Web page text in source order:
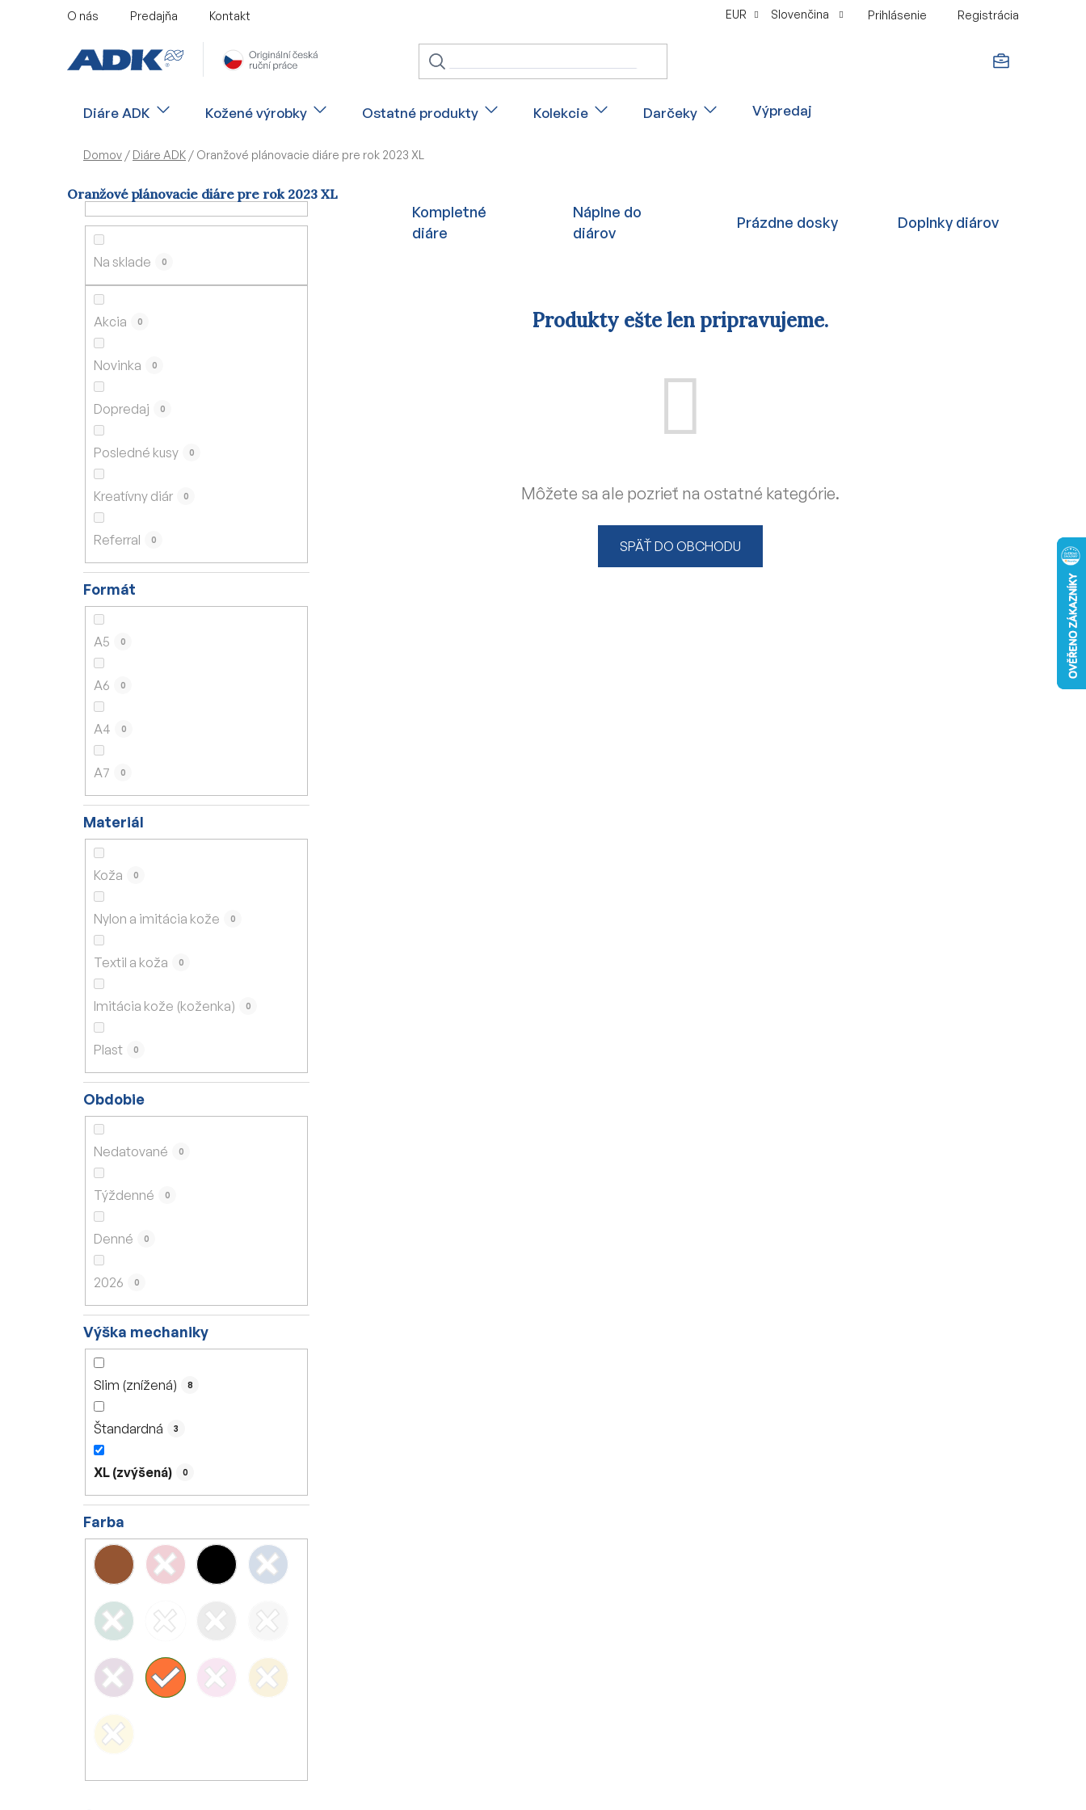
O nás Predajňa Kontakt EUR Slovenčina Prihlásenie Registrácia
Diáre ADK Kožené výrobky Ostatné produkty Kolekcie Darčeky Výpredaj
Domov / Diáre ADK / Oranžové plánovacie diáre pre rok 2023 XL
Oranžové plánovacie diáre pre rok 2023 XL
Na sklade 0
Akcia 0
Novinka 0
Dopredaj 0
Posledné kusy 0
Kreatívny diár 0
Referral 0
Formát
A5 0
A6 0
A4 0
A7 0
Materiál
Koža 0
Nylon a imitácia kože 0
Textil a koža 0
Imitácia kože (koženka) 0
Plast 0
Obdobie
Nedatované 0
Týždenné 0
Denné 0
2026 0
Výška mechaniky
Slim (znížená) 8
Štandardná 3
XL (zvýšená) 0
Farba
Kompletné
diáre
Náplne do
diárov
Prázdne dosky Doplnky diárov
Produkty ešte len pripravujeme.
Môžete sa ale pozrieť na ostatné kategórie.
SPÄŤ DO OBCHODU